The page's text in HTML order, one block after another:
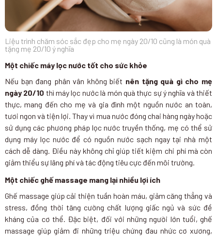
Liệu trình chăm sóc sắc đẹp cho mẹ ngày 20/10 cũng là món quà
tặng mẹ 20/10 ý nghĩa
Một chiếc máy lọc nước tốt cho sức khỏe
Nếu bạn đang phân vân không biết nên tặng quà gì cho mẹ
ngày 20/10 thì máy lọc nước là món quà thực sự ý nghĩa và thiết
thực, mang đến cho mẹ và gia đình một nguồn nước an toàn,
tươi ngon và tiện lợi. Thay vì mua nước đóng chai hàng ngày hoặc
sử dụng các phương pháp lọc nước truyền thống, mẹ có thể sử
dụng máy lọc nước để có nguồn nước sạch ngay tại nhà một
cách dễ dàng. Điều này không chỉ giúp tiết kiệm chi phí mà còn
giảm thiểu sự lãng phí và tác động tiêu cực đến môi trường.
Một chiếc ghế massage mang lại nhiều lợi ích
Ghế massage giúp cải thiện tuần hoàn máu, giảm căng thẳng và
stress, đồng thời tăng cường chất lượng giấc ngủ và sức đề
kháng của cơ thể. Đặc biệt, đối với những người lớn tuổi, ghế
massage giúp giảm đi những triệu chứng đau nhức cơ xương,